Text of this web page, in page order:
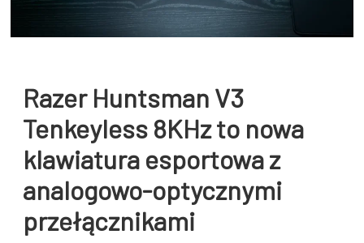
Razer Huntsman V3
Tenkeyless 8KHz to nowa
klawiatura esportowa z
analogowo-optycznymi
przełącznikami